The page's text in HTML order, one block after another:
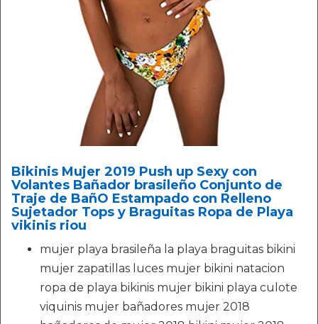
Bikinis Mujer 2019 Push up Sexy con
Volantes Bañador brasileño Conjunto de
Traje de BañO Estampado con Relleno
Sujetador Tops y Braguitas Ropa de Playa
vikinis riou
mujer playa brasileña la playa braguitas bikini
mujer zapatillas luces mujer bikini natacion
ropa de playa bikinis mujer bikini playa culote
viquinis mujer bañadores mujer 2018